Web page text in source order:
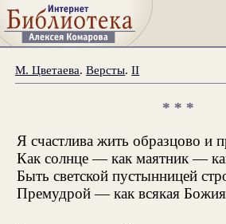
М. Цветаева.Версты.II
* * *
Я счастлива жить образцово и
Как солнце — как маятник —
Быть светской пустынницей
Премудрой — как всякая Божия